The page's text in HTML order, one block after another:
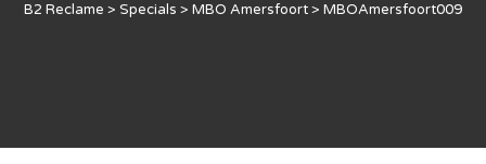
B2 Reclame > Specials > MBO Amersfoort> MBOAmersfoort009